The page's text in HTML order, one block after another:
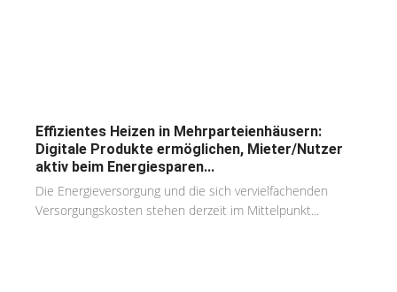
Effizientes Heizen in Mehrparteienhäusern:
Digitale Produkte ermöglichen, Mieter/Nutzer
aktiv beim Energiesparen...
Die Energieversorgung und die sich vervielfachenden
Versorgungskosten stehen derzeit im Mittelpunkt...